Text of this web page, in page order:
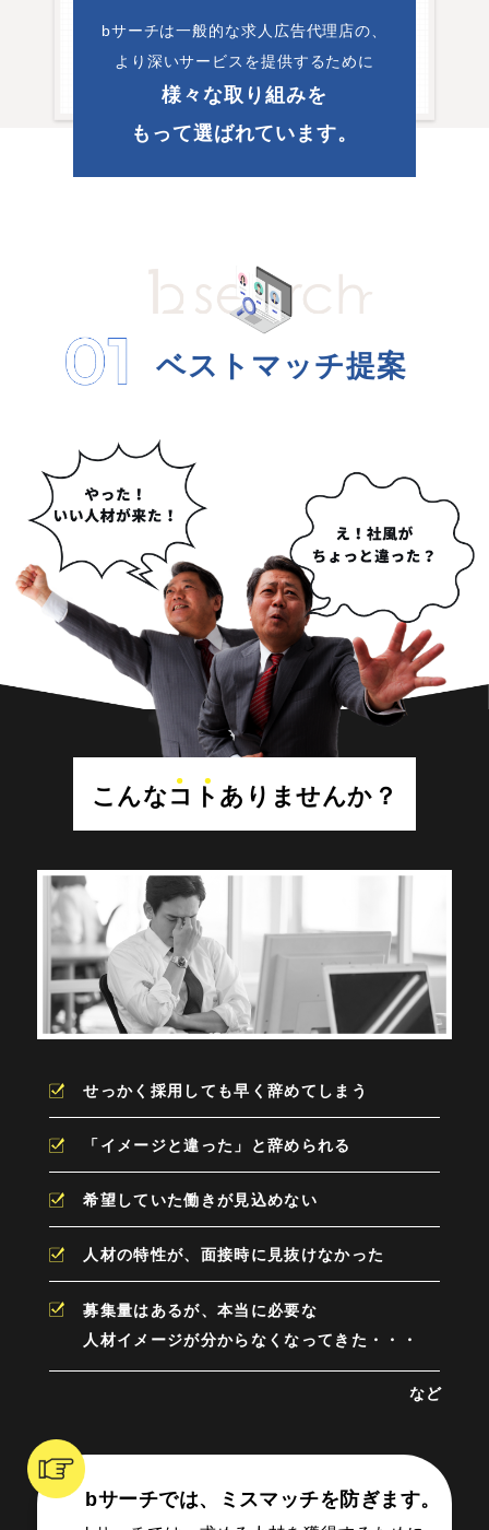
bサーチは一般的な求人広告代理店の、
より深いサービスを提供するために
様々な取り組みを
もって選ばれています。
ベストマッチ提案
こんなコト ありませんか？
せっかく採用しても早く辞めてしまう
「イメージと違った」と辞められる
希望していた働きが見込めない
人材の特性が、面接時に見抜けなかった
募集量はあるが、本当に必要な
人材イメージが分からなくなってきた・・・
など
bサーチでは、ミスマッチを防ぎます。